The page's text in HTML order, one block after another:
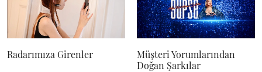
Radarımıza Girenler
Müşteri Yorumlarından
Doğan Şarkılar